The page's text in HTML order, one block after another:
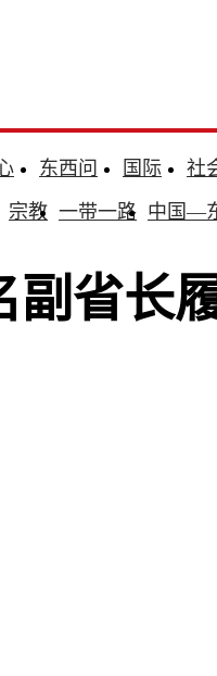
东西问 国际
社
宗教 一带一路 中国—
副省长